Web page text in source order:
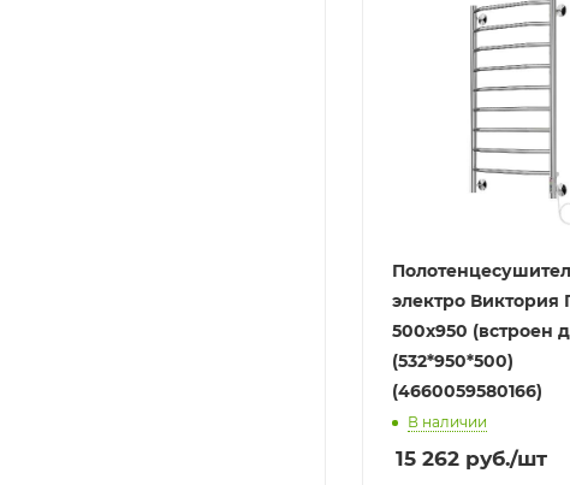
электро Виктория
500х950 (встроен диммер)
(532*950*500)
(4660059580166)
В наличии
15 262 руб./шт